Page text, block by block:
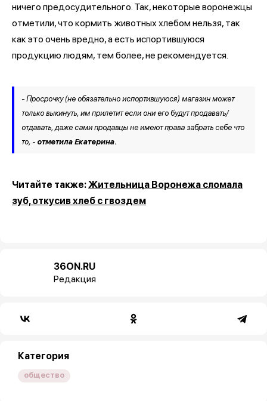
ничего предосудительного. Так, некоторые воронежцы
отметили, что кормить животных хлебом нельзя, так
как это очень вредно, а есть испортившуюся
продукцию людям, тем более, не рекомендуется.
- Просрочку (не обязательно испортившуюся) магазин может
только выкинуть, им прилетит если они его будут продавать/
отдавать, даже сами продавцы не имеют права забрать себе что
то, - отметила Екатерина.
Читайте также:Жительница Воронежа сломала
зуб, откусив хлеб с гвоздем
36ON.RU
Редакция
Категория
общество